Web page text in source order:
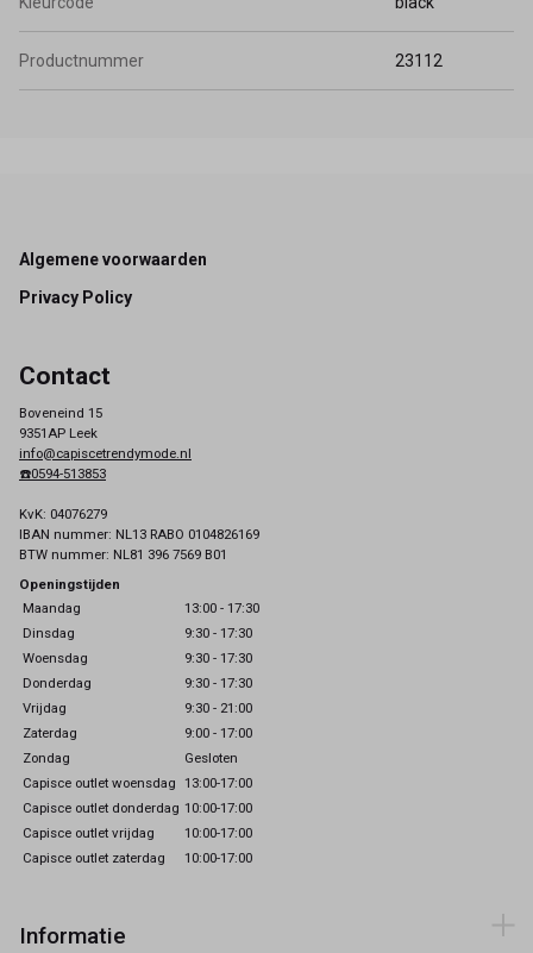
Productnummer 23112
Footer
Algemene voorwaarden
Privacy Policy
Contact
Boveneind 15
9351AP Leek
info@capiscetrendymode.nl
☎️0594-513853
KvK: 04076279
IBAN nummer: NL13 RABO 0104826169
BTW nummer: NL81 396 7569 B01
Openingstijden
Maandag
13:00 - 17:30
Dinsdag
9:30 - 17:30
Woensdag
9:30 - 17:30
Donderdag
9:30 - 17:30
Vrijdag
9:30 - 21:00
Zaterdag
9:00 - 17:00
Zondag
Gesloten
Capisce outlet woensdag 13:00-17:00
Capisce outlet donderdag 10:00-17:00
Capisce outlet vrijdag
10:00-17:00
Capisce outlet zaterdag
10:00-17:00
Informatie